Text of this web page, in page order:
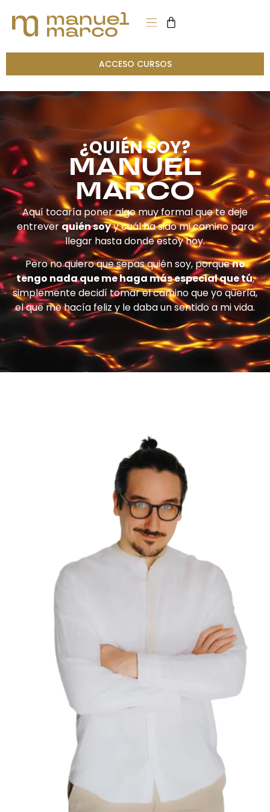
ACCESO CURSOS
¿QUIÉN SOY?
MANUEL
MARCO
Aquí tocaría poner algo muy formal que te deje
entrever quién soyy cuál ha sido mi camino para
llegar hasta donde estoy hoy.
Pero no quiero que sepas quién soy, porqueno
tengo nada que me haga más especial que tú,
simplemente decidí tomar el camino que yo quería,
el que me hacía feliz y le daba un sentido a mi vida.